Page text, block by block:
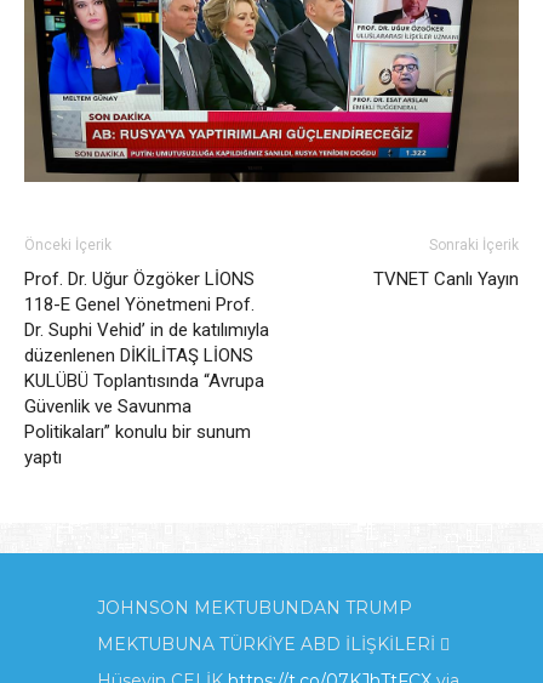
Önceki İçerik
Prof. Dr. Uğur Özgöker LİONS
118-E Genel Yönetmeni Prof.
Dr. Suphi Vehid’ in de katılımıyla
düzenlenen DİKİLİTAŞ LİONS
KULÜBÜ Toplantısında “Avrupa
Güvenlik ve Savunma
Politikaları” konulu bir sunum
yaptı
Sonraki İçerik
TVNET Canlı Yayın
JOHNSON MEKTUBUNDAN TRUMP
MEKTUBUNA TÜRKİYE ABD İLİŞKİLERİ 